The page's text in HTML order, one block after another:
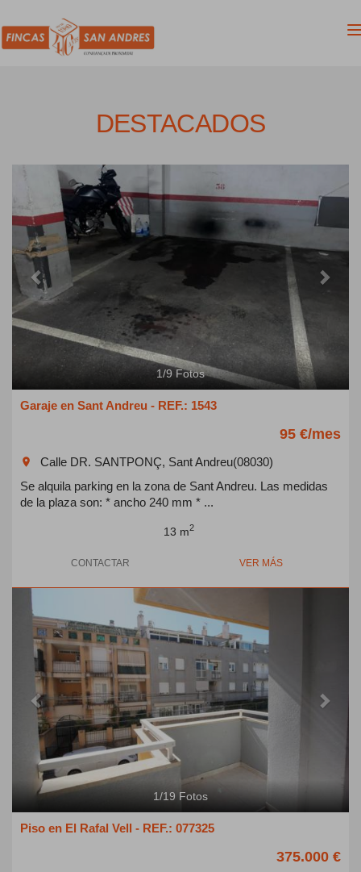
DESTACADOS
Previous
1/9 Fotos
Garaje en Sant Andreu - REF.: 1543
95 €/mes
room
Calle DR. SANTPONÇ, Sant Andreu(08030)
Se alquila parking en la zona de Sant Andreu. Las medidas
de la plaza son: * ancho 240 mm * ...
13 m2
CONTACTAR VER MÁS
1/19Fotos
Piso en El Rafal Vell - REF.: 077325
375.000 €